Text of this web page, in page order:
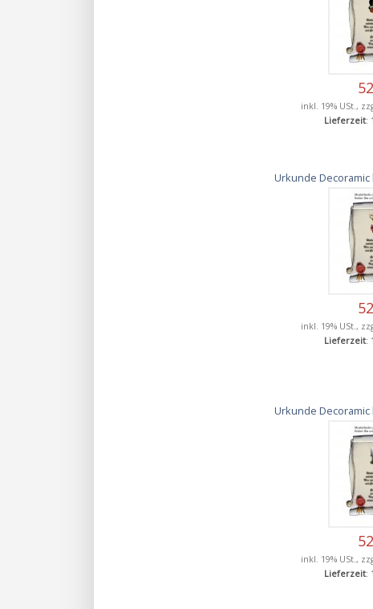
inkl. 19% USt.,
Lieferzeit:
Urkunde Decoramic
inkl. 19% USt.,
Lieferzeit:
Urkunde
inkl. 19% USt.,
Lieferzeit: